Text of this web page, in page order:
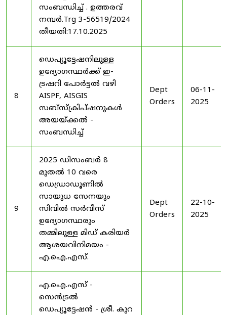
സംബന്ധിച്ച് . ഉത്തരവ്
നമ്പർ.Trg 3-56519/2024
തീയതി:17.10.2025
8
ഡെപ്യൂട്ടേഷനിലുള്ള
ഉദ്യോഗസ്ഥർക്ക് ഇ-
ട്രഷറി പോർട്ടൽ വഴി
AISPF, AISGIS
സബ്‌സ്‌ക്രിപ്‌ഷനുകൾ
അയയ്ക്കൽ -
സംബന്ധിച്ച്
Dept
Orders
06-11-
2025
9
2025 ഡിസംബർ 8
മുതൽ 10 വരെ
ഡെഡ്രാഡൂണിൽ
സായുധ സേനയും
സിവിൽ സർവീസ്
ഉദ്യോഗസ്ഥരും
തമ്മിലുള്ള മിഡ് കരിയർ
ആശയവിനിമയം -
എ.ഐ.എസ്.
Dept
Orders
22-10-
2025
എ.ഐ.എസ് -
സെൻട്രൽ
ഡെപ്യൂട്ടേഷൻ - ശ്രീ. കുറ